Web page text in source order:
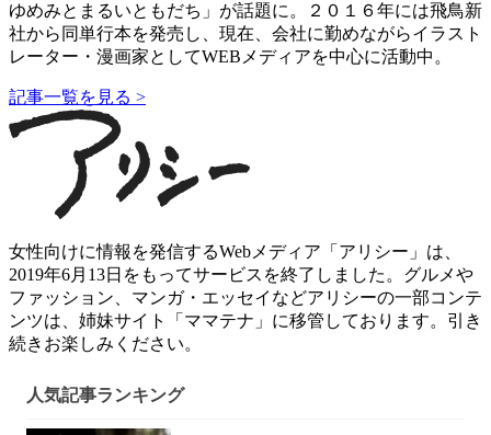
ゆめみとまるいともだち」が話題に。２０１６年には飛鳥新
社から同単行本を発売し、現在、会社に勤めながらイラスト
レーター・漫画家としてWEBメディアを中心に活動中。
記事一覧を見る >
女性向けに情報を発信するWebメディア「アリシー」は、
2019年6月13日をもってサービスを終了しました。グルメや
ファッション、マンガ・エッセイなどアリシーの一部コンテ
ンツは、姉妹サイト「ママテナ」に移管しております。引き
続きお楽しみください。
人気記事ランキング